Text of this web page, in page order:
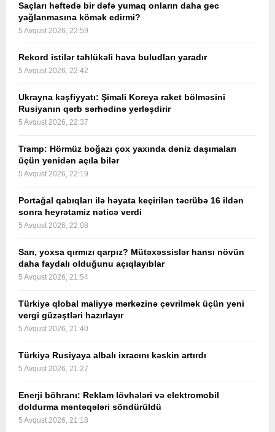
Saçları həftədə bir dəfə yumaq onların daha gec
yağlanmasına kömək edirmi?
5 Avqust 2026, 22:59
Rekord istilər təhlükəli hava buludları yaradır
5 Avqust 2026, 22:42
Ukrayna kəşfiyyatı: Şimali Koreya raket bölməsini
Rusiyanın qərb sərhədinə yerləşdirir
5 Avqust 2026, 22:37
Tramp: Hörmüz boğazı çox yaxında dəniz daşımaları
üçün yenidən açıla bilər
5 Avqust 2026, 22:19
Portağal qabıqları ilə həyata keçirilən təcrübə 16 ildən
sonra heyrətamiz nəticə verdi
5 Avqust 2026, 22:08
Sarı, yoxsa qırmızı qarpız? Mütəxəssislər hansı növün
daha faydalı olduğunu açıqlayıblar
5 Avqust 2026, 21:54
Türkiyə qlobal maliyyə mərkəzinə çevrilmək üçün yeni
vergi güzəştləri hazırlayır
5 Avqust 2026, 21:40
Türkiyə Rusiyaya albalı ixracını kəskin artırdı
5 Avqust 2026, 21:27
Enerji böhranı: Reklam lövhələri və elektromobil
doldurma məntəqələri söndürüldü
5 Avqust 2026, 21:18